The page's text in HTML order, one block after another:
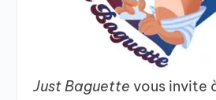
Just Baguettevous invite